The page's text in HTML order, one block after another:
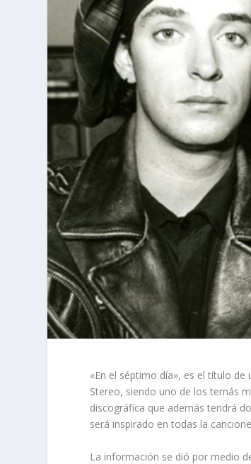
«En el séptimo día», es el título
Stereo, siendo uno de los temás
discográfica que además tendrá
será inspirado en todas la
La información se dió por medio